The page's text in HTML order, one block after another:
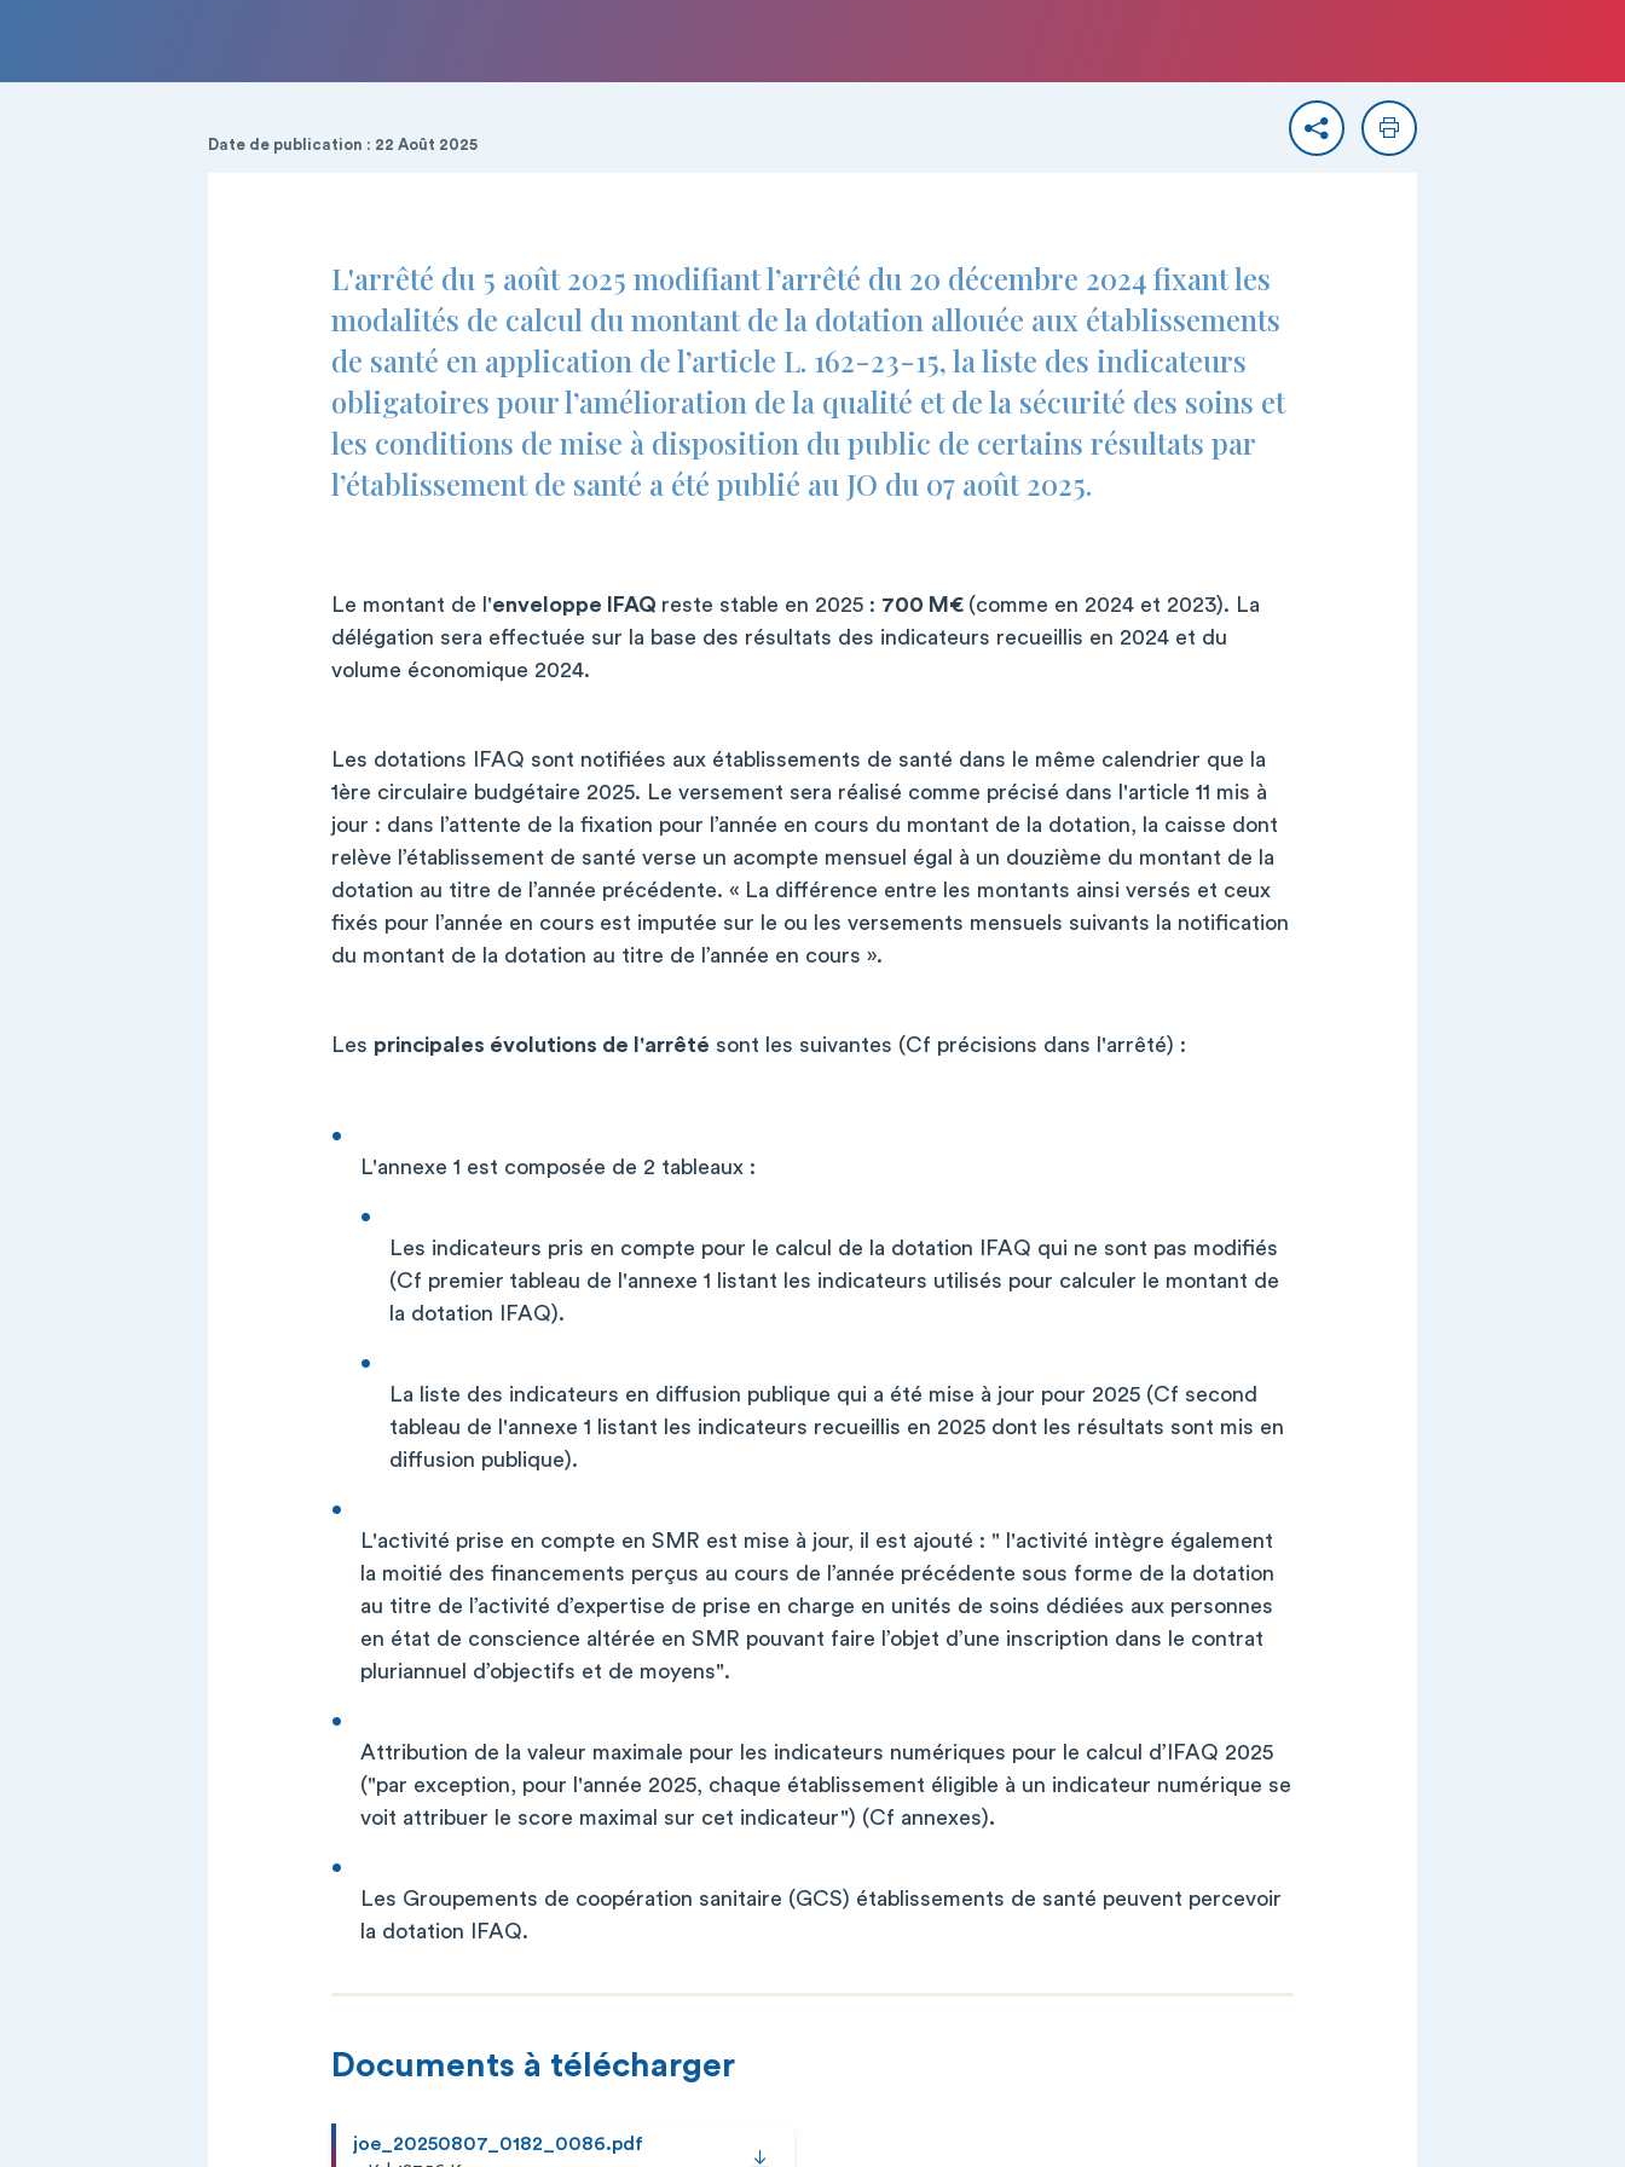
Date de publication : 22 Août 2025 PartagerImprimer
L'arrêté du 5 août 2025 modifiant l’arrêté du 20 décembre 2024 fixant les
modalités de calcul du montant de la dotation allouée aux établissements
de santé en application de l’article L. 162-23-15, la liste des indicateurs
obligatoires pour l’amélioration de la qualité et de la sécurité des soins et
les conditions de mise à disposition du public de certains résultats par
l’établissement de santé a été publié au JO du 07 août 2025.
Le montant de l'enveloppe IFAQ reste stable en 2025 : 700 M€ (comme en 2024 et 2023). La
délégation sera effectuée sur la base des résultats des indicateurs recueillis en 2024 et du
volume économique 2024.
Les dotations IFAQ sont notifiées aux établissements de santé dans le même calendrier que la
1ère circulaire budgétaire 2025. Le versement sera réalisé comme précisé dans l'article 11 mis à
jour : dans l’attente de la fixation pour l’année en cours du montant de la dotation, la caisse dont
relève l’établissement de santé verse un acompte mensuel égal à un douzième du montant de la
dotation au titre de l’année précédente. « La différence entre les montants ainsi versés et ceux
fixés pour l’année en cours est imputée sur le ou les versements mensuels suivants la notification
du montant de la dotation au titre de l’année en cours ».
Les principales évolutions de l'arrêté sont les suivantes (Cf précisions dans l'arrêté) :
L'annexe 1 est composée de 2 tableaux :
Les indicateurs pris en compte pour le calcul de la dotation IFAQ qui ne sont pas modifiés
(Cf premier tableau de l'annexe 1 listant les indicateurs utilisés pour calculer le montant de
la dotation IFAQ).
La liste des indicateurs en diffusion publique qui a été mise à jour pour 2025 (Cf second
tableau de l'annexe 1 listant les indicateurs recueillis en 2025 dont les résultats sont mis en
diffusion publique).
L'activité prise en compte en SMR est mise à jour, il est ajouté : " l'activité intègre également
la moitié des financements perçus au cours de l’année précédente sous forme de la dotation
au titre de l’activité d’expertise de prise en charge en unités de soins dédiées aux personnes
en état de conscience altérée en SMR pouvant faire l’objet d’une inscription dans le contrat
pluriannuel d’objectifs et de moyens".
Attribution de la valeur maximale pour les indicateurs numériques pour le calcul d’IFAQ 2025
("par exception, pour l'année 2025, chaque établissement éligible à un indicateur numérique se
voit attribuer le score maximal sur cet indicateur") (Cf annexes).
Les Groupements de coopération sanitaire (GCS) établissements de santé peuvent percevoir
la dotation IFAQ.
Documents à télécharger
joe_20250807_0182_0086.pdf